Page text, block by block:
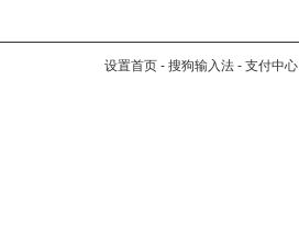
设置首页 - 搜狗输入法 - 支付中心